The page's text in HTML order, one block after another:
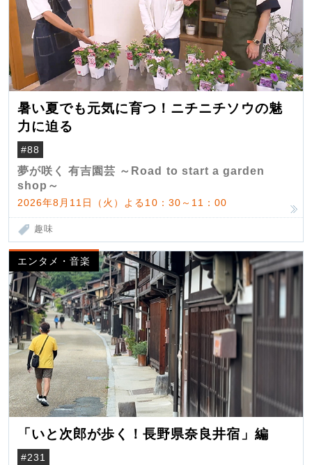
暑い夏でも元気に育つ！ニチニチソウの魅
力に迫る
#88
夢が咲く 有吉園芸 ～Road to start a garden
shop～
2026年8月11日（火）よる10：30～11：00
趣味
エンタメ・音楽
「いと次郎が歩く！長野県奈良井宿」編
#231